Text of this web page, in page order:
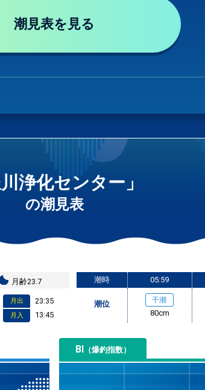
潮見表を見る
川浄化センター」
の潮見表
月齢23.7
月出 23:35
月入 13:45
潮時
潮位
05:59
干潮
80cm
BI （爆釣指数）